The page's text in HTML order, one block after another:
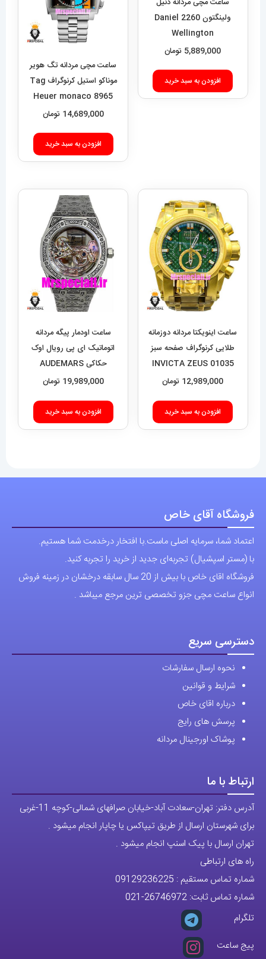
ولینگتون 2260 Daniel
Wellington
5,889,000 تومان
افزودن به سبد خرید
ساعت مچی مردانه تگ هویر
موناکو استیل کرنوگراف Tag
Heuer monaco 8965
14,689,000 تومان
افزودن به سبد خرید
ساعت اینویکتا مردانه دوزمانه
طلایی کرنوگراف صفحه سبز
01035 INVICTA ZEUS
12,989,000 تومان
افزودن به سبد خرید
ساعت اودمار پیگه مردانه
اتوماتیک ای پی رویال اوک
حکاکی AUDEMARS
PIGUET ROYAL Oak
19,989,000 تومان
افزودن به سبد خرید
فروشگاه آقای خاص
اعتماد شما، سرمایه اصلی ماست.با افتخار درخدمت شما هستیم.
با (مستر اسپشیال) تجربه‌ای جدید از خرید را تجربه کنید.
فروشگاه اقای خاص با بیش از 20 سال سابقه درخشان در زمینه فروش
انواع ساعت مچی جزو تخصصی ترین مرجع میباشد .
دسترسی سریع
نحوه ارسال سفارشات
شرایط و قوانین
درباره اقای خاص
پرسش های رایج
پوشاک اورجینال مردانه
ارتباط با ما
آدرس دفتر: تهران-سعادت آباد-خیابان صرافهای شمالی-کوچه 11-غربی
برای شهرستان ارسال از طریق تیپاکس یا چاپار انجام میشود .
تهران ارسال با پیک اسنپ انجام میشود .
راه های ارتباطی
شماره تماس مستقیم : 09129236225
شماره تماس ثابت: 26746972
-021
تلگرام
پیج ساعت